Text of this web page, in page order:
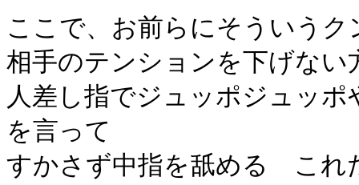
ここで、お前らにそういう
相手のテンションを下げない
人差し指でジュッポジュッ
を言って
すかさず中指を舐める これ